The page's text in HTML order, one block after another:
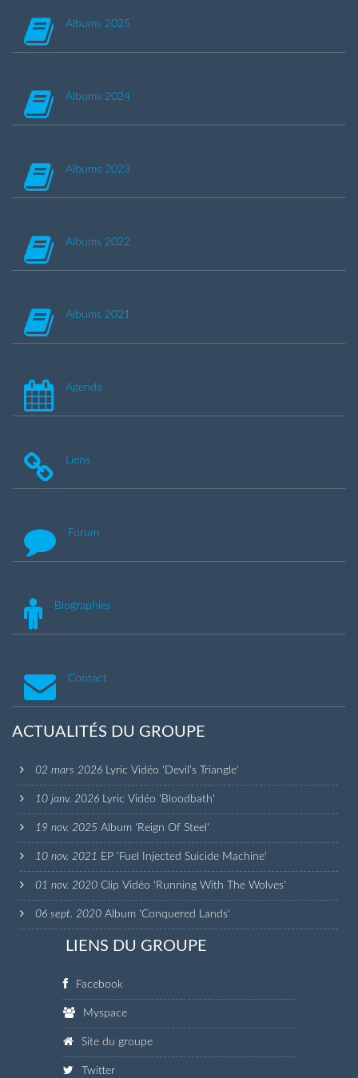
Albums 2025
Albums 2024
Albums 2023
Albums 2022
Albums 2021
Agenda
Liens
Forum
Biographies
Contact
ACTUALITÉS DU GROUPE
02 mars 2026 Lyric Vidéo 'Devil’s Triangle'
10 janv. 2026 Lyric Vidéo 'Bloodbath'
19 nov. 2025 Album 'Reign Of Steel'
10 nov. 2021 EP 'Fuel Injected Suicide Machine'
01 nov. 2020 Clip Vidéo 'Running With The Wolves'
06 sept. 2020 Album 'Conquered Lands'
LIENS DU GROUPE
Facebook
Myspace
Site du groupe
Twitter